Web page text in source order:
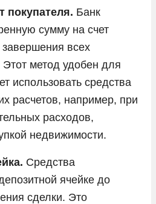
покупателя. Банк
сумму на счет
всех
метод удобен для
использовать средства
расчетов, например, при
расходов,
недвижимости.
Средства
ячейке до
сделки. Это